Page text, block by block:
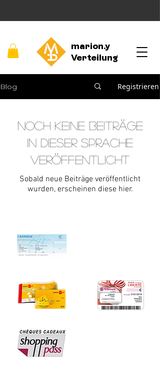
marion.y
Verteilung
Blog Registrieren
Noch keine Beiträge
in dieser Sprache
veröffentlicht
Sobald neue Beiträge veröffentlicht
wurden, erscheinen diese hier.